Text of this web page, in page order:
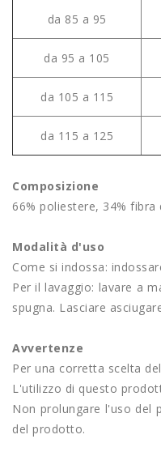
da 85 a 95
da 95 a 105
da 105 a 115
da 115 a 125
Composizione
66% poliestere, 34% fibra
Modalità d'uso
Come si indossa:
Per il lavaggio: lavare a
spugna. Lasciare
Avvertenze
Per una corretta scelta
L'utilizzo di questo
Non prolungare l'uso del
del prodotto.